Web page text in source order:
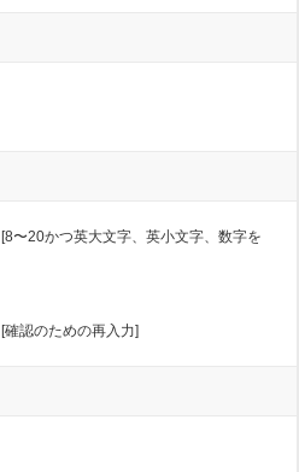
[8〜20かつ英大文字、英小文字、数字を
[確認のための再入力]